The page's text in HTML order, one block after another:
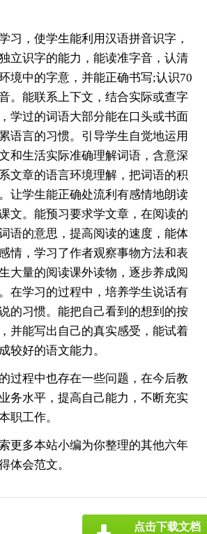
习，使学生能利用汉语拼音识字，
立识字的能力，能读准字音，认清
境中的字意，并能正确书写;认识70
。能联系上下文，结合实际或查字
学过的词语大部分能在口头或书面
语言的习惯。引导学生自觉地运用
和生活实际准确理解词语，含意深
文章的语言环境理解，把词语的积
让学生能正确处流利有感情地朗读
文。能预习要求学文章，在阅读的
语的意思，提高阅读的速度，能体
情，学习了作者观察事物方法和表
大量的阅读课外读物，逐步养成阅
在学习的过程中，培养学生说话有
的习惯。能把自己看到的想到的按
并能写出自己的真实感受，能试着
较好的语文能力。
过程中也存在一些问题，在今后教
务水平，提高自己能力，不断充实
职工作。
更多本站小编为你整理的其他六年
体会范文。
点击下载文档